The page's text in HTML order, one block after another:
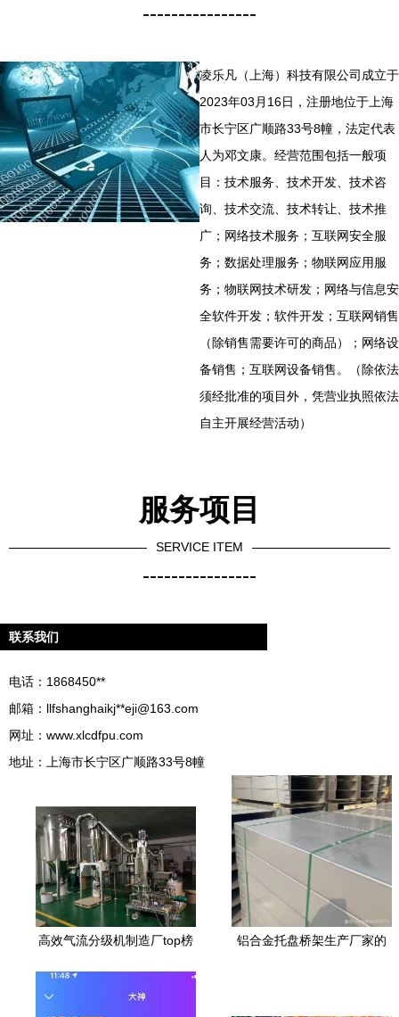
----------------
凌乐凡（上海）科技有限公司成立于
2023年03月16日，注册地位于上海
市长宁区广顺路33号8幢，法定代表
人为邓文康。经营范围包括一般项
目：技术服务、技术开发、技术咨
询、技术交流、技术转让、技术推
广；网络技术服务；互联网安全服
务；数据处理服务；物联网应用服
务；物联网技术研发；网络与信息安
全软件开发；软件开发；互联网销售
（除销售需要许可的商品）；网络设
备销售；互联网设备销售。（除依法
须经批准的项目外，凭营业执照依法
自主开展经营活动）
服务项目
SERVICE ITEM
----------------
联系我们
电话：1868450**
邮箱：llfshanghaikj**eji@163.com
网址： www.xlcdfpu.com
地址：上海市长宁区广顺路33号8幢
高效气流分级机制造厂top榜
铝合金托盘桥架生产厂家的